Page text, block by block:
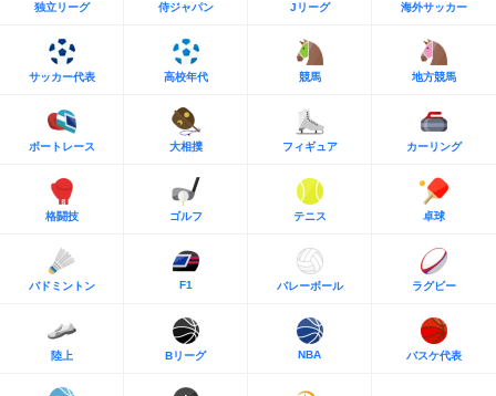
独立リーグ 侍ジャパン Jリーグ 海外サッカー
サッカー代表 高校年代 競馬 地方競馬
ボートレース 大相撲 フィギュア カーリング
格闘技 ゴルフ テニス 卓球
バドミントン F1 バレーボール ラグビー
陸上 Bリーグ NBA バスケ代表